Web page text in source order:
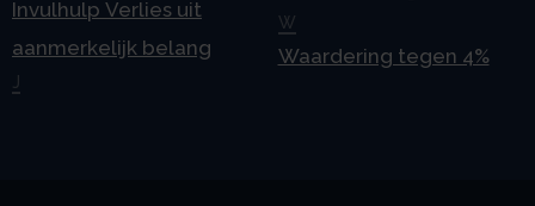
Invulhulp Verlies uit
aanmerkelijk belang
W
Waardering tegen 4%